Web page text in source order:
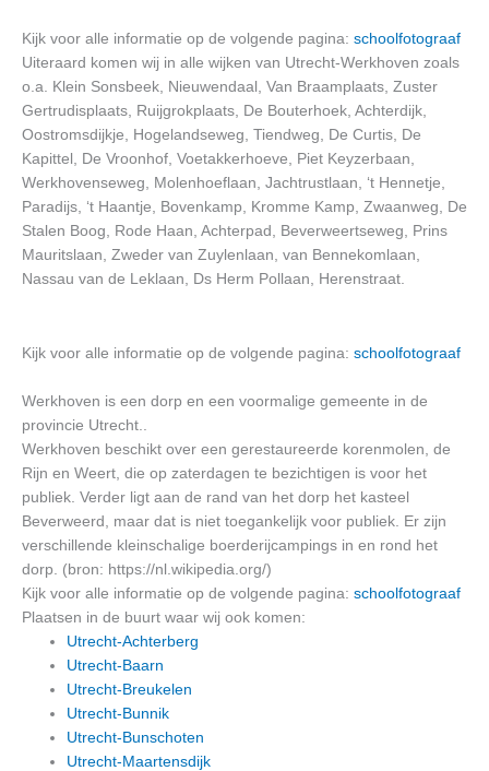
Kijk voor alle informatie op de volgende pagina: schoolfotograaf
Uiteraard komen wij in alle wijken van Utrecht-Werkhoven zoals
o.a. Klein Sonsbeek, Nieuwendaal, Van Braamplaats, Zuster
Gertrudisplaats, Ruijgrokplaats, De Bouterhoek, Achterdijk,
Oostromsdijkje, Hogelandseweg, Tiendweg, De Curtis, De
Kapittel, De Vroonhof, Voetakkerhoeve, Piet Keyzerbaan,
Werkhovenseweg, Molenhoeflaan, Jachtrustlaan, ‘t Hennetje,
Paradijs, ‘t Haantje, Bovenkamp, Kromme Kamp, Zwaanweg, De
Stalen Boog, Rode Haan, Achterpad, Beverweertseweg, Prins
Mauritslaan, Zweder van Zuylenlaan, van Bennekomlaan,
Nassau van de Leklaan, Ds Herm Pollaan, Herenstraat.
Kijk voor alle informatie op de volgende pagina: schoolfotograaf
Werkhoven is een dorp en een voormalige gemeente in de
provincie Utrecht..
Werkhoven beschikt over een gerestaureerde korenmolen, de
Rijn en Weert, die op zaterdagen te bezichtigen is voor het
publiek. Verder ligt aan de rand van het dorp het kasteel
Beverweerd, maar dat is niet toegankelijk voor publiek. Er zijn
verschillende kleinschalige boerderijcampings in en rond het
dorp. (bron: https://nl.wikipedia.org/)
Kijk voor alle informatie op de volgende pagina: schoolfotograaf
Plaatsen in de buurt waar wij ook komen:
Utrecht-Achterberg
Utrecht-Baarn
Utrecht-Breukelen
Utrecht-Bunnik
Utrecht-Bunschoten
Utrecht-Maartensdijk